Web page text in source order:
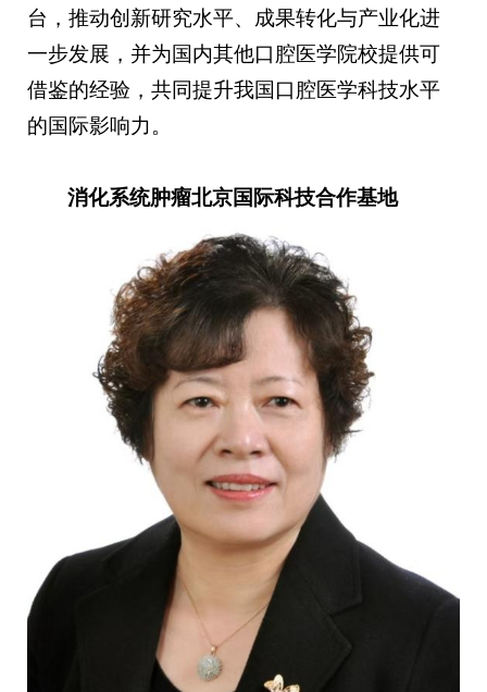
台，推动创新研究水平、成果转化与产业化进
一步发展，并为国内其他口腔医学院校提供可
借鉴的经验，共同提升我国口腔医学科技水平
的国际影响力。
消化系统肿瘤北京国际科技合作基地